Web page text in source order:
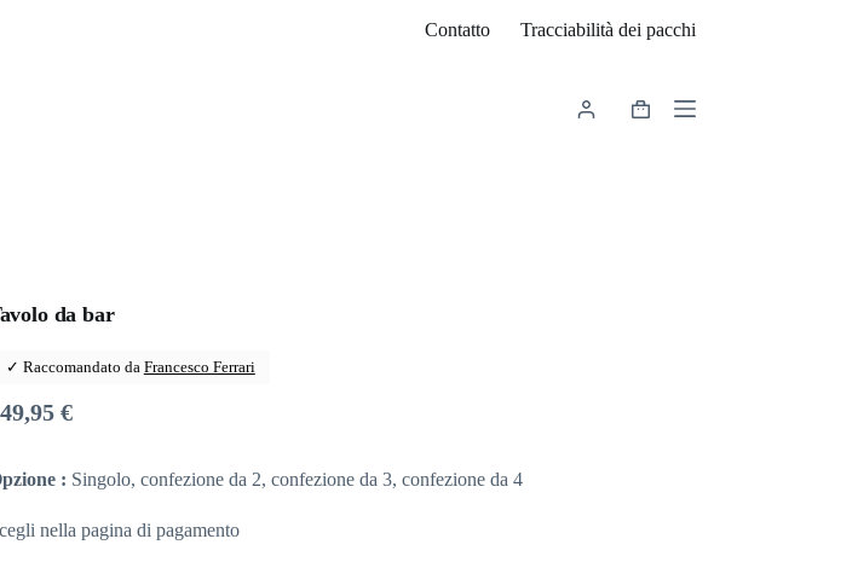
Contatto Tracciabilità dei pacchi
Carrello
da bar
✓ Raccomandato da Francesco Ferrari
€
: Singolo, confezione da 2, confezione da 3, confezione da 4
nella pagina di pagamento